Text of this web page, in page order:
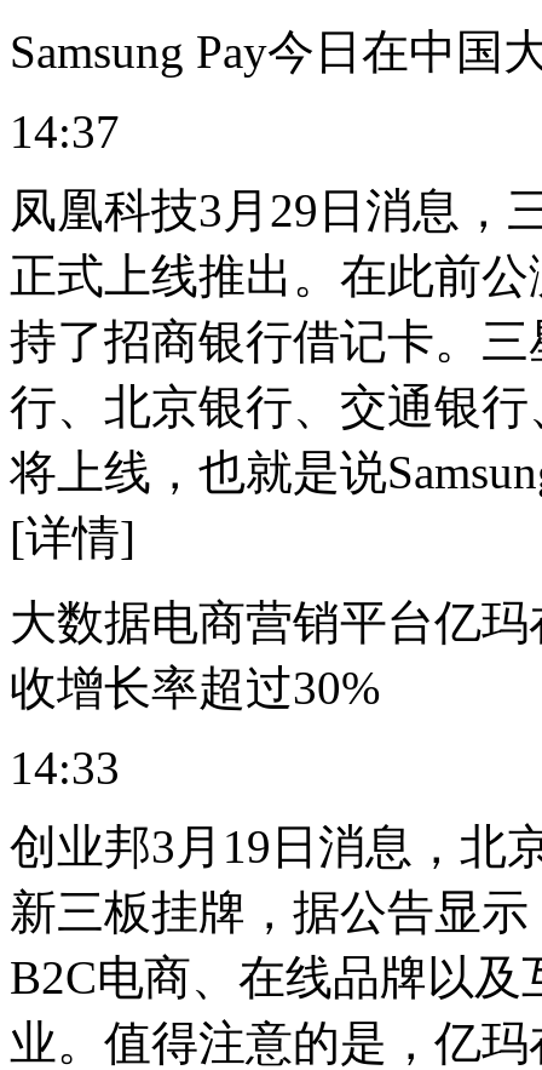
Samsung Pay今日在中
14:37
凤凰科技3月29日消息，
正式上线推出。在此前
持了招商银行借记卡。
行、北京银行、交通银
将上线，也就是说
[详情]
大数据电商营销平台亿
收增长率超过30%
14:33
创业邦3月19日消息，北
新三板挂牌，据公告显
B2C电商、在线品牌以
业。值得注意的是，亿